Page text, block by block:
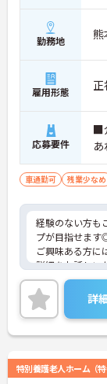
勤務地 熊
雇用形態
応募要件
■
車通勤可 残業少なめ
経験のない方も
プが目指せま
ご興味ある方に
詳細をお話しい
い！
詳
特別養護老人ホーム（特